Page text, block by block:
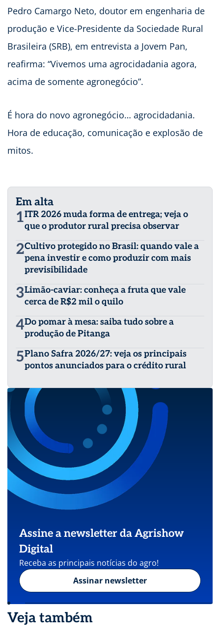
Pedro Camargo Neto, doutor em engenharia de
produção e Vice-Presidente da Sociedade Rural
Brasileira (SRB), em entrevista a Jovem Pan,
reafirma: “Vivemos uma agrocidadania agora,
acima de somente agronegócio”.
É hora do novo agronegócio… agrocidadania.
Hora de educação, comunicação e explosão de
mitos.
Em alta
1ITR 2026 muda forma de entrega; veja o
que o produtor rural precisa observar
2Cultivo protegido no Brasil: quando vale a
pena investir e como produzir com mais
previsibilidade
3Limão-caviar: conheça a fruta que vale
cerca de R$2 mil o quilo
4Do pomar à mesa: saiba tudo sobre a
produção de Pitanga
5Plano Safra 2026/27: veja os principais
pontos anunciados para o crédito rural
Assine a newsletter da Agrishow
Digital
Receba as principais notícias do agro!
Assinar newsletter
Veja também